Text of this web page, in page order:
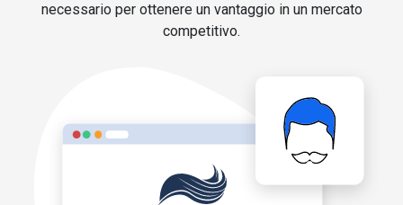
necessario per ottenere un vantaggio in un mercato
competitivo.